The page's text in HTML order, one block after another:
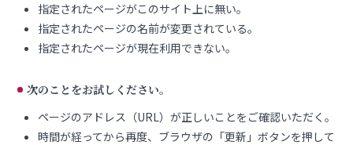
指定されたページがこのサイト上に無い。
指定されたページの名前が変更されている。
指定されたページが現在利用できない。
次のことをお試しください。
ページのアドレス（URL）が正しいことをご確認いただく。
時間が経ってから再度、ブラウザの「更新」ボタンを押して